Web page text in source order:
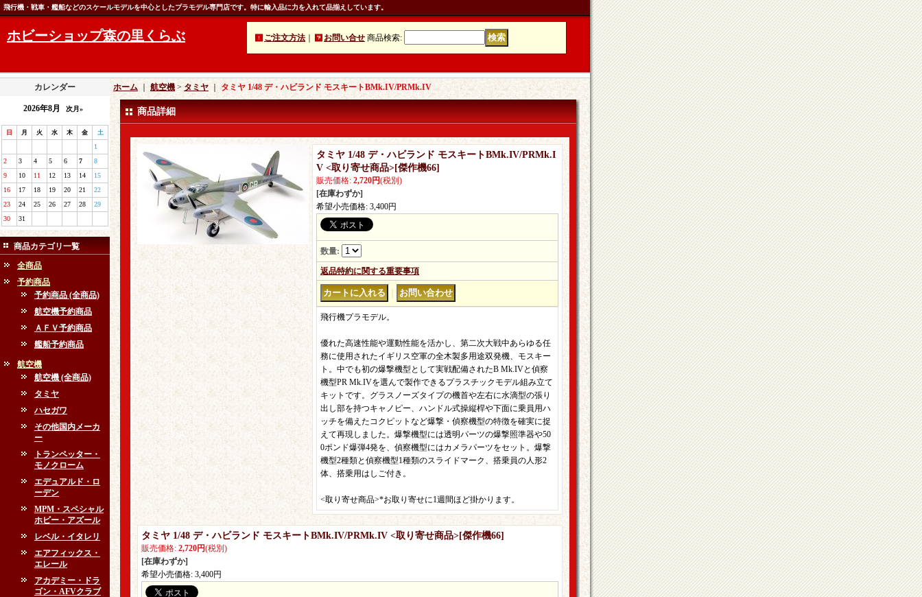
飛行機・戦車・艦船などのスケールモデルを中心としたプラモデル専門店です。特に輸入品に力を入れて品揃えしています。
ホビーショップ森の里くらぶ ご注文方法 お問い合せ 商品検索:
カレンダー
2026年8月 次月»
日 月 火 水 木 金 土
1
2
3 4 5 6 7
8
9
10 11 12 13 14
15
16
17 18 19 20 21
22
23
24 25 26 27 28
29
30
31
商品カテゴリ一覧
全商品
予約商品
予約商品 (全商品)
航空機予約商品
ＡＦＶ予約商品
艦船予約商品
航空機
航空機 (全商品)
タミヤ
ハセガワ
その他国内メーカ
ー
トランペッター・
モノクローム
エデュアルド・ロ
ーデン
MPM・スペシャル
ホビー・アズール
レベル・イタレリ
エアフィックス・
エレール
アカデミー・ドラ
ゴン・AFVクラブ
ホーム 航空機 > タミヤ ｜タミヤ 1/48 デ・ハビランド モスキートBMk.IV/PRMk.IV
商品詳細
タミヤ 1/48 デ・ハビランド モスキートBMk.IV/PRMk.I
V <取り寄せ商品>[傑作機66]
販売価格: 2,720円(税別)
[在庫わずか]
希望小売価格: 3,400円
数量:
返品特約に関する重要事項
飛行機プラモデル。
優れた高速性能や運動性能を活かし、第二次大戦中あらゆる任
務に使用されたイギリス空軍の全木製多用途双発機、モスキー
ト。中でも初の爆撃機型として実戦配備されたB Mk.IVと偵察
機型PR Mk.IVを選んで製作できるプラスチックモデル組み立て
キットです。グラスノーズタイプの機首や左右に水滴型の張り
出し部を持つキャノピー、ハンドル式操縦桿や下面に乗員用ハ
ッチを備えたコクピットなど爆撃・偵察機型の特徴を確実に捉
えて再現しました。爆撃機型には透明パーツの爆撃照準器や50
0ポンド爆弾4発を、偵察機型にはカメラパーツをセット。爆撃
機型2種類と偵察機型1種類のスライドマーク、搭乗員の人形2
体、搭乗用はしご付き。
<取り寄せ商品>*お取り寄せに1週間ほど掛かります。
タミヤ 1/48 デ・ハビランド モスキートBMk.IV/PRMk.IV <取り寄せ商品>[傑作機66]
販売価格: 2,720円(税別)
[在庫わずか]
希望小売価格: 3,400円